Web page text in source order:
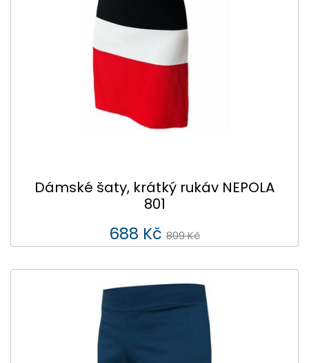
Dámské šaty, krátký rukáv NEPOLA
801
688 Kč 809 Kč